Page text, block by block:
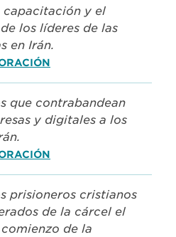
capacitación y el
los líderes de las
en Irán.
que contrabandean
y digitales a los
prisioneros cristianos
de la cárcel el
de la